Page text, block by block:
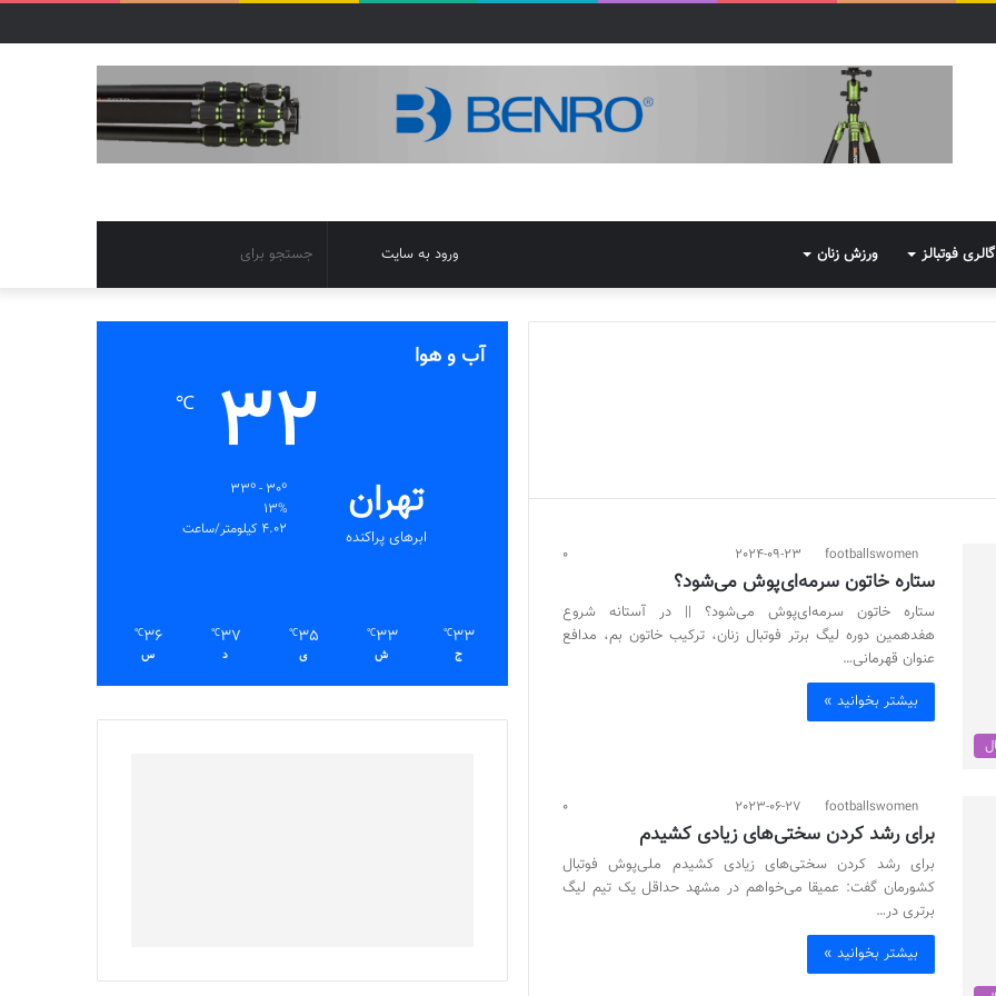
گالری فوتبالز ورزش زنان
برای
تغییر
پوسته
ورود به سایت
footballswomen
2024-09-23
0
ستاره خاتون سرمه‌ای‌پوش می‌شود؟
ستاره خاتون سرمه‌ای‌پوش می‌شود؟ || در آستانه شروع
هفدهمین دوره لیگ برتر فوتبال زنان، ترکیب خاتون بم، مدافع
عنوان قهرمانی…
بیشتر بخوانید »
footballswomen
2023-06-27
0
برای رشد کردن سختی‌های زیادی کشیدم
برای رشد کردن سختی‌های زیادی کشیدم ملی‌پوش فوتبال
کشورمان گفت: عمیقا می‌خواهم در مشهد حداقل یک تیم لیگ
برتری در…
بیشتر بخوانید »
آب و هوا
تهران
ابرهای پراکنده
32
℃
13%
4.02 کیلومتر/ساعت
33
℃
ج
33
℃
ش
35
℃
ی
37
℃
د
36
℃
س